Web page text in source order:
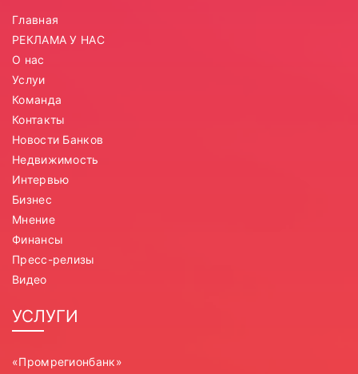
Главная
РЕКЛАМА У НАС
О нас
Услуи
Команда
Контакты
Новости Банков
Недвижимость
Интервью
Бизнес
Мнение
Финансы
Пресс-релизы
Видео
УСЛУГИ
«Промрегионбанк»